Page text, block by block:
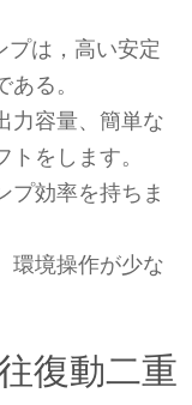
は，高い安定
る。
力容量、簡単な
をします。
プ効率を持ちま
環境操作が少な
復動二重